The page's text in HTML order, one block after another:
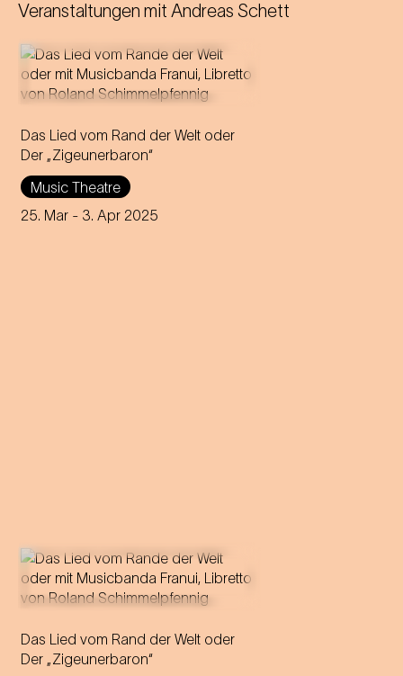
Veranstaltungen mit Andreas Schett
Das Lied vom Rand der Welt oder
Der „Zigeunerbaron“
Music Theatre
25. Mar - 3. Apr 2025
Das Lied vom Rand der Welt oder
Der „Zigeunerbaron“